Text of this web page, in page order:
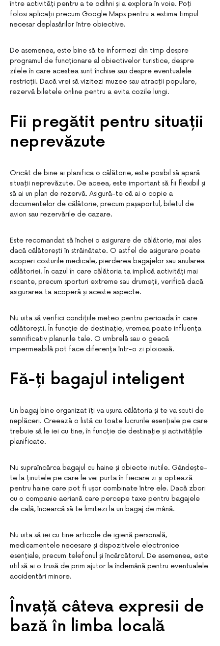
între activități pentru a te odihni și a explora în voie. Poți
folosi aplicații precum Google Maps pentru a estima timpul
necesar deplasărilor între obiective.
De asemenea, este bine să te informezi din timp despre
programul de funcționare al obiectivelor turistice, despre
zilele în care acestea sunt închise sau despre eventualele
restricții. Dacă vrei să vizitezi muzee sau atracții populare,
rezervă biletele online pentru a evita cozile lungi.
Fii pregătit pentru situații
neprevăzute
Oricât de bine ai planifica o călătorie, este posibil să apară
situații neprevăzute. De aceea, este important să fii flexibil și
să ai un plan de rezervă. Asigură-te că ai o copie a
documentelor de călătorie, precum pașaportul, biletul de
avion sau rezervările de cazare.
Este recomandat să închei o asigurare de călătorie, mai ales
dacă călătorești în străinătate. O astfel de asigurare poate
acoperi costurile medicale, pierderea bagajelor sau anularea
călătoriei. În cazul în care călătoria ta implică activități mai
riscante, precum sporturi extreme sau drumeții, verifică dacă
asigurarea ta acoperă și aceste aspecte.
Nu uita să verifici condițiile meteo pentru perioada în care
călătorești. În funcție de destinație, vremea poate influența
semnificativ planurile tale. O umbrelă sau o geacă
impermeabilă pot face diferența într-o zi ploioasă.
Fă-ți bagajul inteligent
Un bagaj bine organizat îți va ușura călătoria și te va scuti de
neplăceri. Creează o listă cu toate lucrurile esențiale pe care
trebuie să le iei cu tine, în funcție de destinație și activitățile
planificate.
Nu supraîncărca bagajul cu haine și obiecte inutile. Gândește-
te la ținutele pe care le vei purta în fiecare zi și optează
pentru haine care pot fi ușor combinate între ele. Dacă zbori
cu o companie aeriană care percepe taxe pentru bagajele
de cală, încearcă să te limitezi la un bagaj de mână.
Nu uita să iei cu tine articole de igienă personală,
medicamentele necesare și dispozitivele electronice
esențiale, precum telefonul și încărcătorul. De asemenea, este
util să ai o trusă de prim ajutor la îndemână pentru eventualele
accidentări minore.
Învață câteva expresii de
bază în limba locală